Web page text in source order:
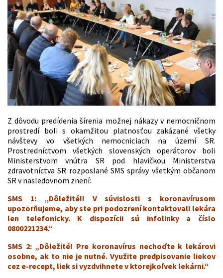
Z dôvodu predídenia šírenia možnej nákazy v nemocničnom
prostredí boli s okamžitou platnosťou zakázané všetky
návštevy vo všetkých nemocniciach na území SR.
Prostredníctvom všetkých slovenských operátorov boli
Ministerstvom vnútra SR pod hlavičkou Ministerstva
zdravotníctva SR rozposlané SMS správy všetkým občanom
SR v nasledovnom znení:
SMS 1:„Dôležité!! V súvislosti s koronavírusom
upozorňujeme, aby ste pri podozrení kontaktovali lekára
len telefonicky. K dispozícii sú infolinky a číslo
0800221234.“
SMS 2:„Dôležité! Pre koronavírus nechoďte k lekárovi
osobne, ak to nie je nutné. Využite predpisovanie liekov
cez e-recept, liek si vyzdvihnete v ktorejkoľvek lekárni.“